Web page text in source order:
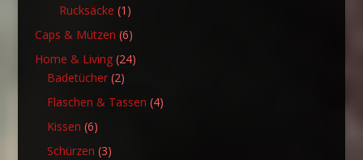
Produkte
Rucksäcke 1 1
Produkt
Caps & Mützen 66
Produkte
Home & Living 2424
Badetücher 22
Produkte
Flaschen & Tassen 44
Kissen 66
Produkte
Schürzen 33